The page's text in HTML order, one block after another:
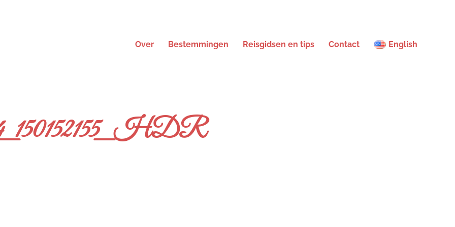
Over Bestemmingen Reisgidsen en tips Contact English